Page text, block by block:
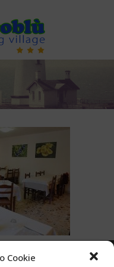
Cookie